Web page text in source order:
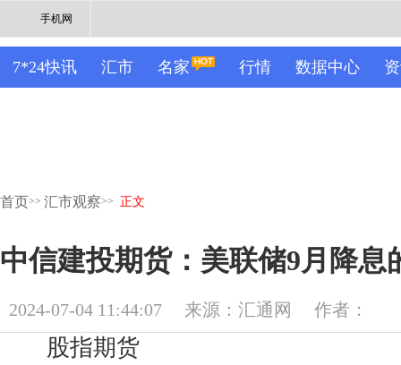
手机网
7*24快讯 汇市 名家 行情 数据中心
首页>> 汇市观察>> 正文
中信建投期货：美联储9月降息
2024-07-04 11:44:07 来源：汇通网 作者：
股指期货